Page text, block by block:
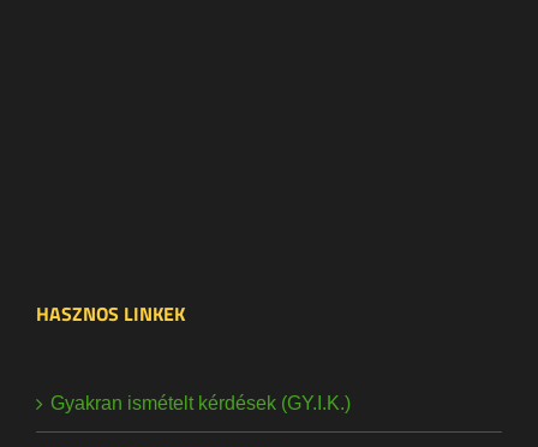
HASZNOS LINKEK
Gyakran ismételt kérdések (GY.I.K.)